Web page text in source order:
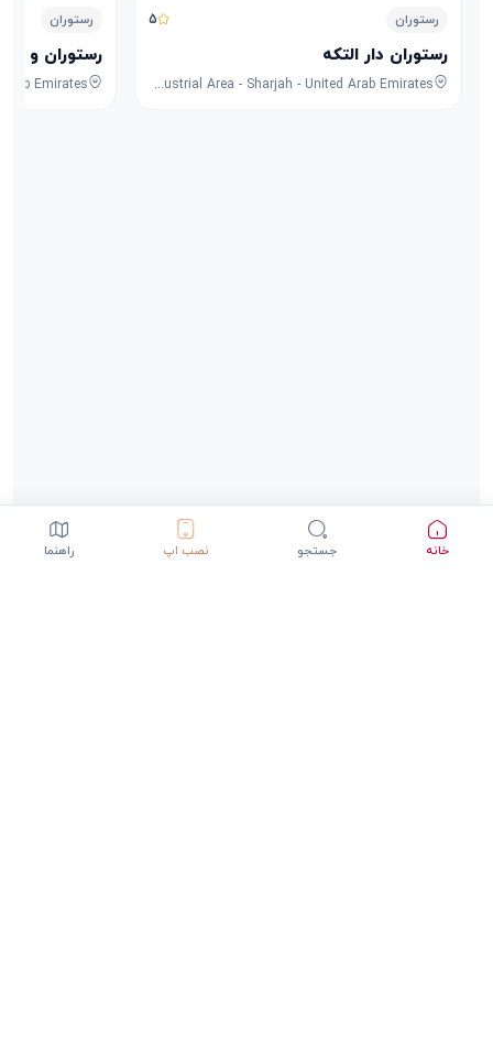
رستوران 5
رستوران دار التکه
8F53+FPG - University City Rd - Muwaileh Commercial - Industrial Area - Sharjah - United Arab Emirates
رستوران
رستوران و
خانه جستجو نصب اپ راهنما